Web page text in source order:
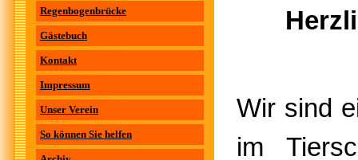
Regenbogenbrücke
Gästebuch
Kontakt
Impressum
Unser Verein
So können Sie helfen
Wir sind
im